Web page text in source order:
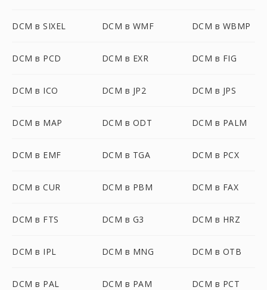
DCM в SIXEL DCM в WMF DCM в WBMP
DCM в PCD DCM в EXR DCM в FIG
DCM в ICO DCM в JP2 DCM в JPS
DCM в MAP DCM в ODT DCM в PALM
DCM в EMF DCM в TGA DCM в PCX
DCM в CUR DCM в PBM DCM в FAX
DCM в FTS DCM в G3 DCM в HRZ
DCM в IPL DCM в MNG DCM в OTB
DCM в PAL DCM в PAM DCM в PCT